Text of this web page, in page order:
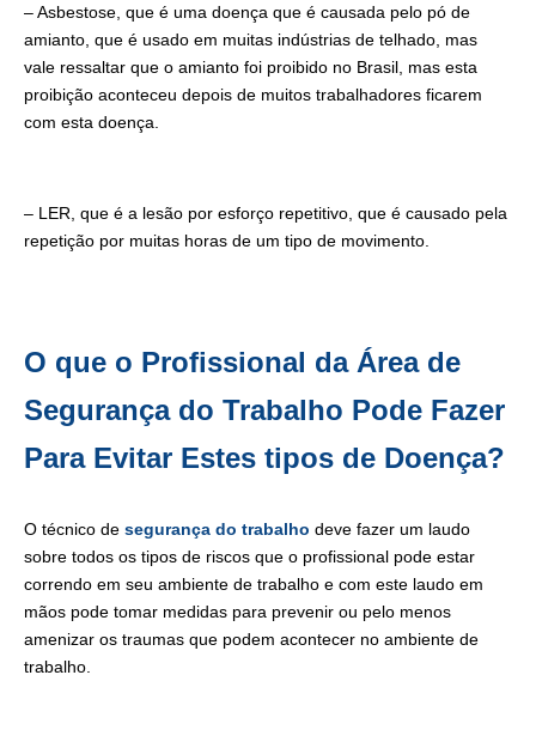
– Asbestose, que é uma doença que é causada pelo pó de
amianto, que é usado em muitas indústrias de telhado, mas
vale ressaltar que o amianto foi proibido no Brasil, mas esta
proibição aconteceu depois de muitos trabalhadores ficarem
com esta doença.
– LER, que é a lesão por esforço repetitivo, que é causado pela
repetição por muitas horas de um tipo de movimento.
O que o Profissional da Área de
Segurança do Trabalho Pode Fazer
Para Evitar Estes tipos de Doença?
O técnico de segurança do trabalho deve fazer um laudo
sobre todos os tipos de riscos que o profissional pode estar
correndo em seu ambiente de trabalho e com este laudo em
mãos pode tomar medidas para prevenir ou pelo menos
amenizar os traumas que podem acontecer no ambiente de
trabalho.